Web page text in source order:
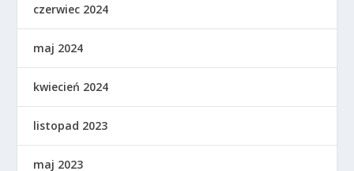
czerwiec 2024
maj 2024
kwiecień 2024
listopad 2023
maj 2023